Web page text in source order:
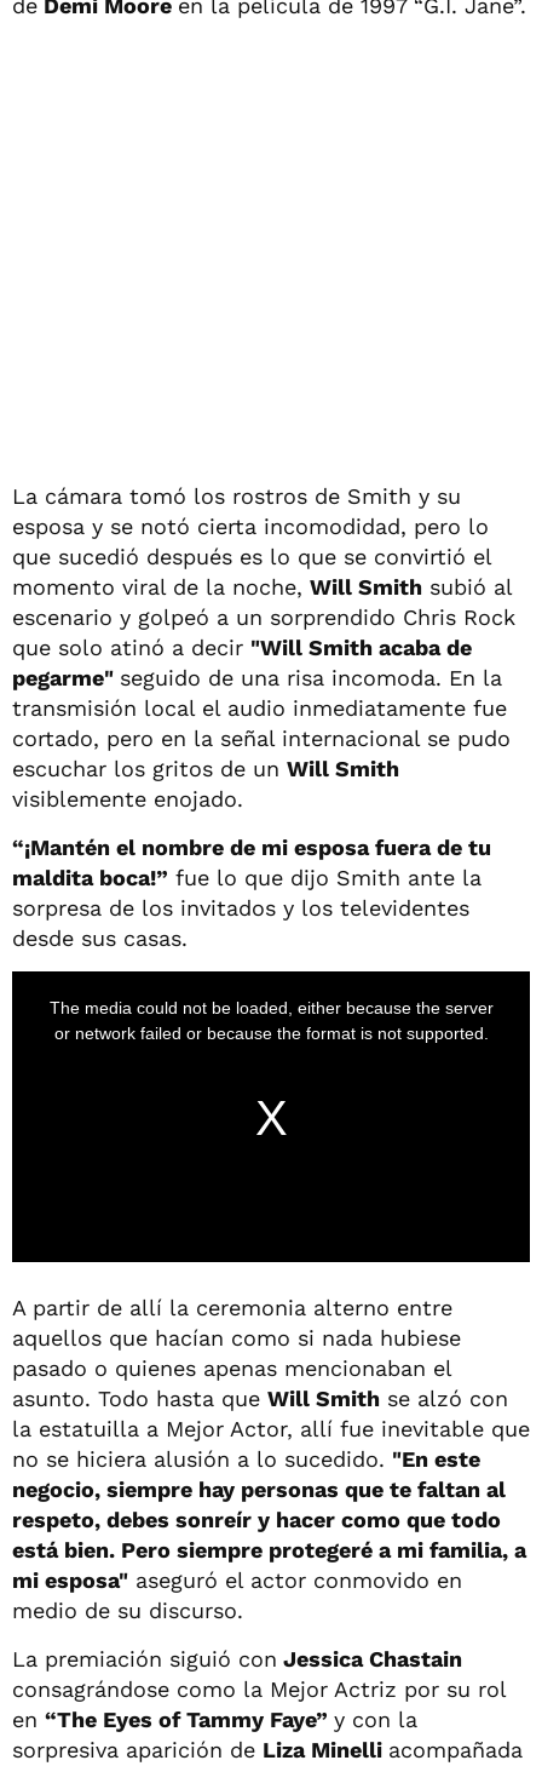
La cámara tomó los rostros de Smith y su
esposa y se notó cierta incomodidad, pero lo
que sucedió después es lo que se convirtió el
momento viral de la noche, Will Smith subió al
escenario y golpeó a un sorprendido Chris Rock
que solo atinó a decir "Will Smith acaba de
pegarme" seguido de una risa incomoda. En la
transmisión local el audio inmediatamente fue
cortado, pero en la señal internacional se pudo
escuchar los gritos de un Will Smith
visiblemente enojado.
“¡Mantén el nombre de mi esposa fuera de tu
maldita boca!” fue lo que dijo Smith ante la
sorpresa de los invitados y los televidentes
desde sus casas.
A partir de allí la ceremonia alterno entre
aquellos que hacían como si nada hubiese
pasado o quienes apenas mencionaban el
asunto. Todo hasta que Will Smith se alzó con
la estatuilla a Mejor Actor, allí fue inevitable que
no se hiciera alusión a lo sucedido. "En este
negocio, siempre hay personas que te faltan al
respeto, debes sonreír y hacer como que todo
está bien. Pero siempre protegeré a mi familia, a
mi esposa" aseguró el actor conmovido en
medio de su discurso.
La premiación siguió con Jessica Chastain
consagrándose como la Mejor Actriz por su rol
en “The Eyes of Tammy Faye” y con la
sorpresiva aparición de Liza Minelli acompañada